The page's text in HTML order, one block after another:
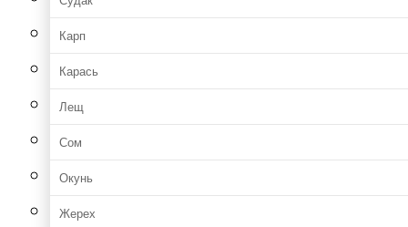
Карп
Карась
Лещ
Сом
Окунь
Жерех